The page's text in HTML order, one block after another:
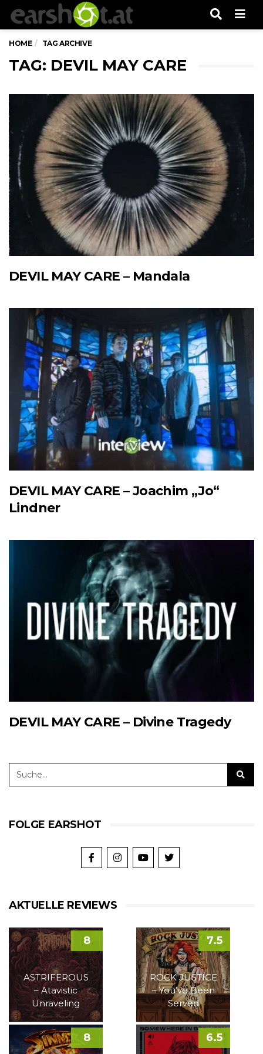
HOME TAG ARCHIVE
TAG: DEVIL MAY CARE
DEVIL MAY CARE – Mandala
DEVIL MAY CARE – Joachim „Jo“
Lindner
DEVIL MAY CARE – Divine Tragedy
FOLGE EARSHOT
AKTUELLE REVIEWS
ASTRIFEROUS
– Atavistic
Unraveling
8
ROCK JUSTICE
– You’ve Been
Served
7.5
8 6.5